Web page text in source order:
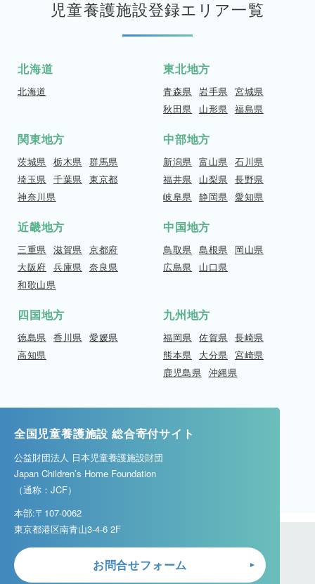
児童養護施設登録エリア一覧
北海道
北海道
東北地方
青森県 岩手県 宮城県
秋田県
山形県 福島県
関東地方
茨城県 栃木県 群馬県
埼玉県 千葉県 東京都
神奈川県
中部地方
新潟県 富山県 石川県
福井県
山梨県 長野県
岐阜県 静岡県 愛知県
近畿地方
三重県 滋賀県 京都府
大阪府 兵庫県 奈良県
和歌山県
中国地方
鳥取県 島根県
岡山県
広島県
山口県
四国地方
徳島県 香川県 愛媛県
高知県
九州地方
福岡県 佐賀県 長崎県
熊本県
大分県 宮崎県
鹿児島県 沖縄県
全国児童養護施設 総合寄付サイト
公益財団法人 日本児童養護施設財団
Japan Children’s Home Foundation
（通称：JCF）
本部:〒107-0062
東京都港区南青山3-4-6 2F
お問合せフォーム